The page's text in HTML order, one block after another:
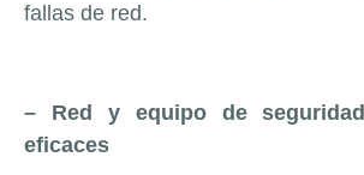
fallas de red.
– Red y equipo de
eficaces